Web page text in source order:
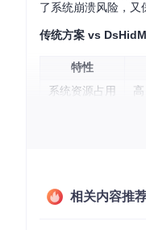
了系统崩溃风险，又
传统方案 vs
特性
系统资源占用
高
相关内容推